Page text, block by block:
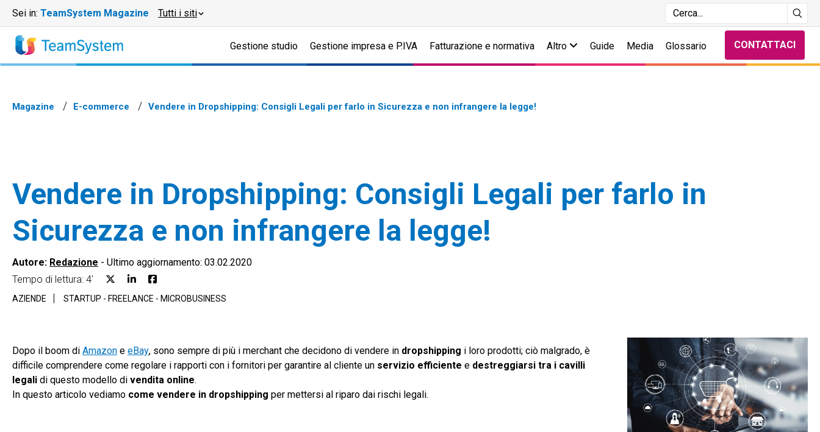
Sei in: TeamSystem Magazine Tutti i siti
Gestione studio Gestione impresa e P.IVA Fatturazione e normativa Altro Guide Media Glossario CONTATTACI
Magazine E-commerce Vendere in Dropshipping: Consigli Legali per farlo in Sicurezza e non infrangere la legge!
Vendere in Dropshipping: Consigli Legali per farlo in
Sicurezza e non infrangere la legge!
Autore: Redazione - Ultimo aggiornamento: 03.02.2020
Tempo di lettura: 4'
AZIENDE STARTUP - FREELANCE - MICROBUSINESS
Dopo il boom di Amazon e eBay, sono sempre di più i merchant che decidono di vendere in dropshipping i loro prodotti; ciò malgrado, è
difficile comprendere come regolare i rapporti con i fornitori per garantire al cliente un servizio efficiente e destreggiarsi tra i cavilli
legali di questo modello di vendita online.
In questo articolo vediamo come vendere in dropshipping per mettersi al riparo dai rischi legali.